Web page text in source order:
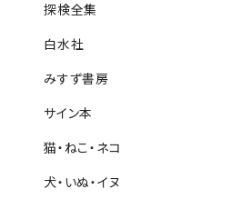
探検全集
白水社
みすず書房
サイン本
猫・ねこ・ネコ
犬・いぬ・イヌ